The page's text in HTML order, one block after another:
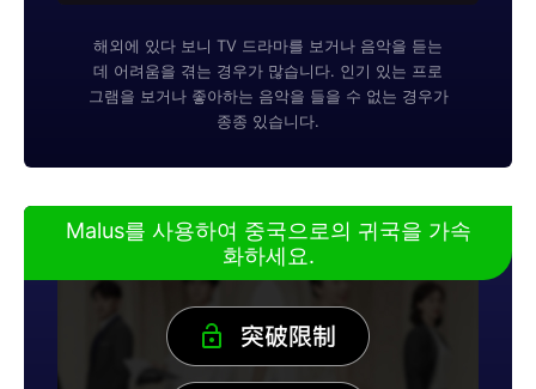
해외에 있다 보니 TV 드라마를 보거나 음악을 듣는
데 어려움을 겪는 경우가 많습니다. 인기 있는 프로
그램을 보거나 좋아하는 음악을 들을 수 없는 경우가
종종 있습니다.
Malus를 사용하여 중국으로의 귀국을 가속
화하세요.